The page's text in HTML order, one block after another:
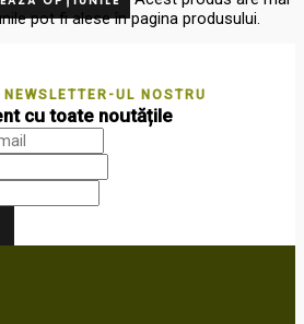
pot fi alese în pagina produsului.
UL NOSTRU
cu toate noutățile